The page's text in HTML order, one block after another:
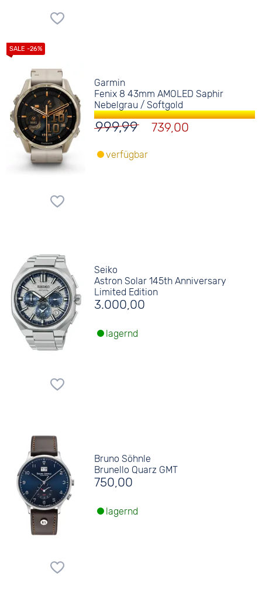
Garmin
Fenix 8 43mm AMOLED Saphir
Nebelgrau / Softgold
999,99 739,00
verfügbar
Seiko
Astron Solar 145th Anniversary
Limited Edition
3.000,00
lagernd
Bruno Söhnle
Brunello Quarz GMT
750,00
lagernd